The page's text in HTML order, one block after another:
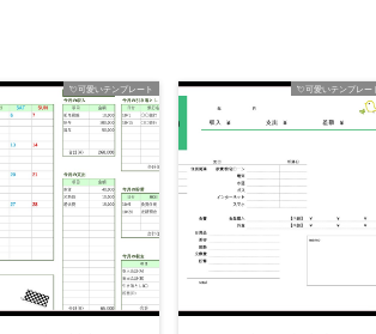
💘可愛いテンプレート 💘可愛いテンプレー